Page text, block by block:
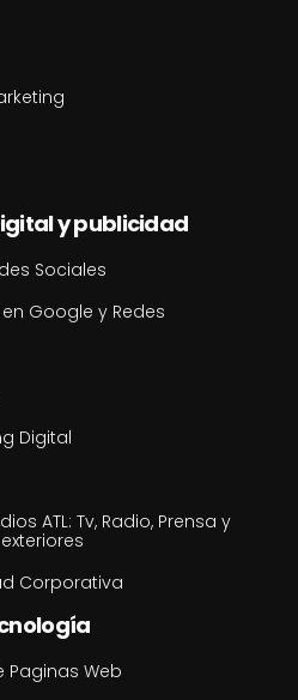
y publicidad
Sociales
Google y Redes
Digital
ATL: Tv, Radio, Prensa y
exteriores
Corporativa
Paginas Web